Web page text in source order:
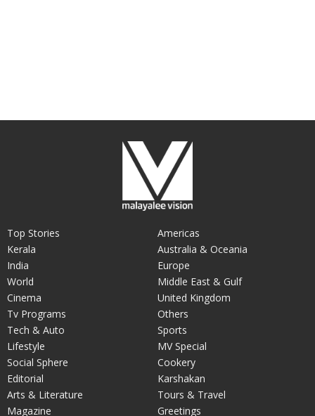
Top Stories
Kerala
India
World
Cinema
Tv Programs
Tech & Auto
Americas
Australia & Oceania
Europe
Middle East & Gulf
United Kingdom
Others
Sports
Lifestyle
Social Sphere
Editorial
Arts & Literature
Magazine
MV Special
Cookery
Karshakan
Tours & Travel
Greetings